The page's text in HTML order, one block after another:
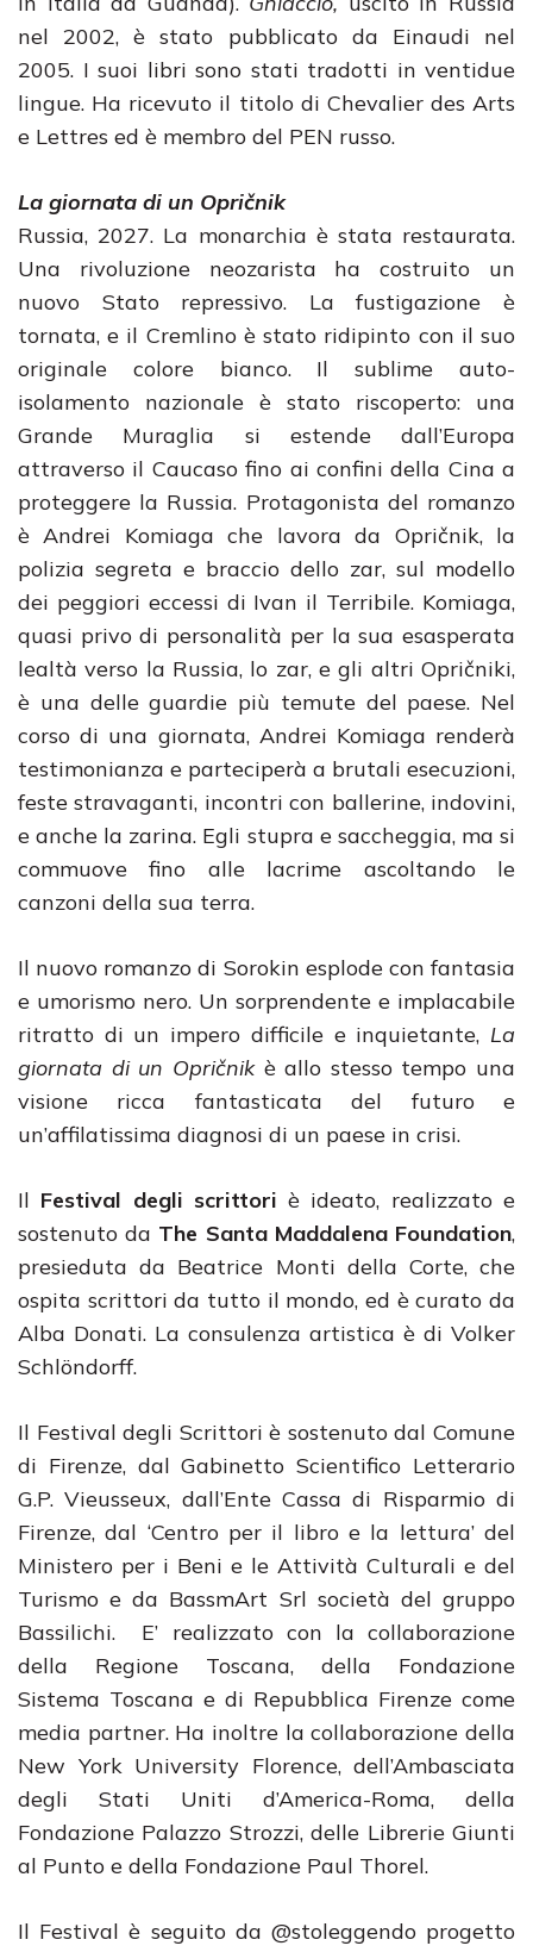
nel 2002, è stato pubblicato da Einaudi nel
2005. I suoi libri sono stati tradotti in ventidue
lingue. Ha ricevuto il titolo di Chevalier des Arts
e Lettres ed è membro del PEN russo.
La giornata di un Opričnik
Russia, 2027. La monarchia è stata restaurata.
Una rivoluzione neozarista ha costruito un
nuovo Stato repressivo. La fustigazione è
tornata, e il Cremlino è stato ridipinto con il suo
originale colore bianco. Il sublime auto-
isolamento nazionale è stato riscoperto: una
Grande Muraglia si estende dall’Europa
attraverso il Caucaso fino ai confini della Cina a
proteggere la Russia. Protagonista del romanzo
è Andrei Komiaga che lavora da Opričnik, la
polizia segreta e braccio dello zar, sul modello
dei peggiori eccessi di Ivan il Terribile. Komiaga,
quasi privo di personalità per la sua esasperata
lealtà verso la Russia, lo zar, e gli altri Opričniki,
è una delle guardie più temute del paese. Nel
corso di una giornata, Andrei Komiaga renderà
testimonianza e parteciperà a brutali esecuzioni,
feste stravaganti, incontri con ballerine, indovini,
e anche la zarina. Egli stupra e saccheggia, ma si
commuove fino alle lacrime ascoltando le
canzoni della sua terra.
Il nuovo romanzo di Sorokin esplode con fantasia
e umorismo nero. Un sorprendente e implacabile
ritratto di un impero difficile e inquietante, La
giornata di un Opričnikè allo stesso tempo una
visione ricca fantasticata del futuro e
un’affilatissima diagnosi di un paese in crisi.
Il Festival degli scrittori è ideato, realizzato e
sostenuto da The Santa Maddalena Foundation,
presieduta da Beatrice Monti della Corte, che
ospita scrittori da tutto il mondo, ed è curato da
Alba Donati. La consulenza artistica è di Volker
Schlöndorff.
Il Festival degli Scrittori è sostenuto dal Comune
di Firenze, dal Gabinetto Scientifico Letterario
G.P. Vieusseux, dall’Ente Cassa di Risparmio di
Firenze, dal ‘Centro per il libro e la lettura’ del
Ministero per i Beni e le Attività Culturali e del
Turismo e da BassmArt Srl società del gruppo
Bassilichi. E’ realizzato con la collaborazione
della Regione Toscana, della Fondazione
Sistema Toscana e di Repubblica Firenze come
media partner. Ha inoltre la collaborazione della
New York University Florence, dell’Ambasciata
degli Stati Uniti d’America-Roma, della
Fondazione Palazzo Strozzi, delle Librerie Giunti
al Punto e della Fondazione Paul Thorel.
Il Festival è seguito da @stoleggendo progetto